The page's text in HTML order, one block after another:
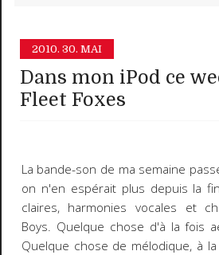
2010. 30. MAI
Dans mon iPod ce
Fleet Foxes
La bande-son de ma semaine
on n'en espérait plus depuis la
claires, harmonies vocales et
Boys. Quelque chose d'à la fois
Quelque chose de mélodique, à